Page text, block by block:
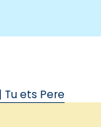
ets Pere